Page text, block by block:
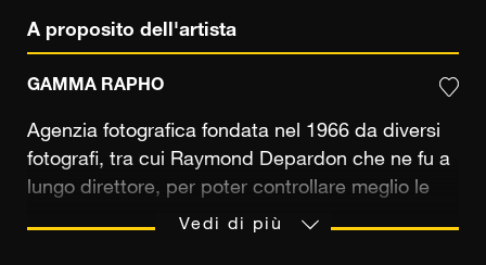
A proposito dell'artista
GAMMA RAPHO
Agenzia fotografica fondata nel 1966 da diversi
fotografi, tra cui Raymond Depardon che ne fu a
lungo direttore, per poter controllare meglio le
loro immagini e i loro soggetti. Negli anni '70
Vedi di più